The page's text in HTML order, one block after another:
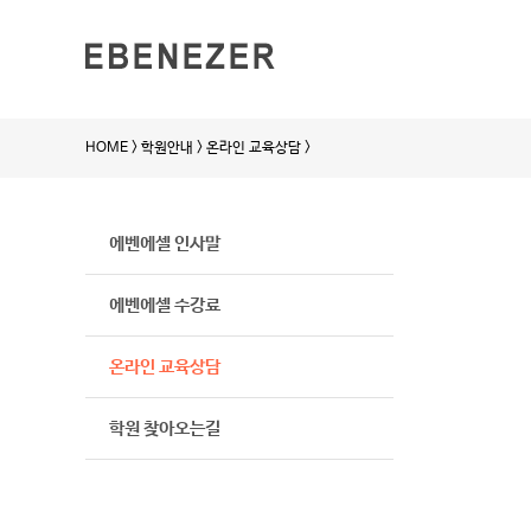
HOME > 학원안내 > 온라인 교육상담 >
에벤에셀 인사말
에벤에셀 수강료
온라인 교육상담
학원 찾아오는길